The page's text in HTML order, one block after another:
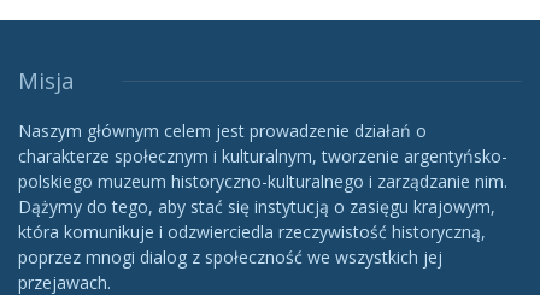
Misja
Naszym głównym celem jest prowadzenie działań o
charakterze społecznym i kulturalnym, tworzenie argentyńsko-
polskiego muzeum historyczno-kulturalnego i zarządzanie nim.
Dążymy do tego, aby stać się instytucją o zasięgu krajowym,
która komunikuje i odzwierciedla rzeczywistość historyczną,
poprzez mnogi dialog z społeczność we wszystkich jej
przejawach.